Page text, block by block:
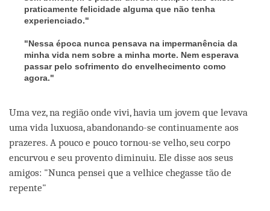
praticamente felicidade alguma que não tenha
experienciado."
"Nessa época nunca pensava na impermanência da
minha vida nem sobre a minha morte. Nem esperava
passar pelo sofrimento do envelhecimento como
agora."
Uma vez, na região onde vivi, havia um jovem que levava
uma vida luxuosa, abandonando-se continuamente aos
prazeres. A pouco e pouco tornou-se velho, seu corpo
encurvou e seu provento diminuiu. Ele disse aos seus
amigos: "Nunca pensei que a velhice chegasse tão de
repente"